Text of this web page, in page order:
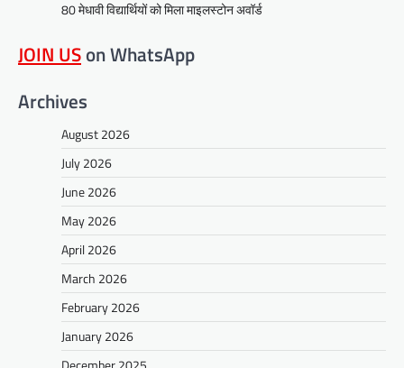
80 मेधावी विद्यार्थियों को मिला माइलस्टोन अवॉर्ड
JOIN USon WhatsApp
Archives
August 2026
July 2026
June 2026
May 2026
April 2026
March 2026
February 2026
January 2026